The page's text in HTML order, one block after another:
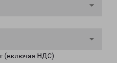
(включая НДС)